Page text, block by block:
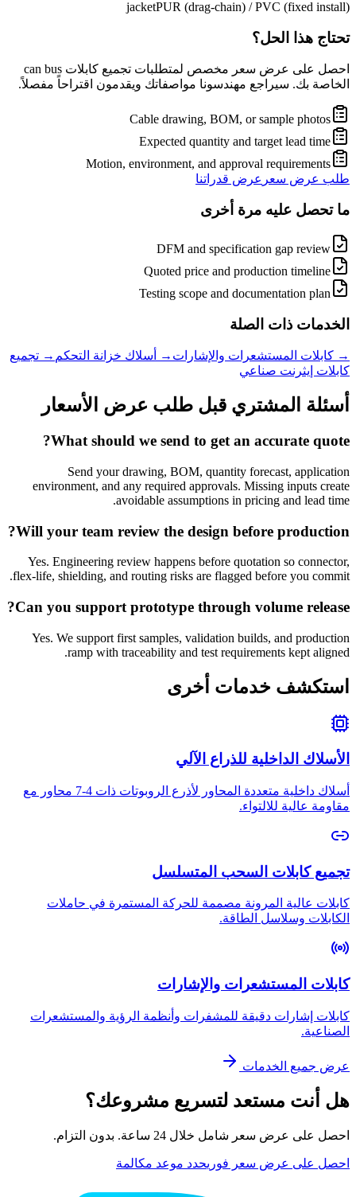
jacketPUR (drag-chain) / PVC (fixed install)
تحتاج هذا الحل؟
احصل على عرض سعر مخصص لمتطلبات تجميع كابلات can bus
الخاصة بك. سيراجع مهندسونا مواصفاتك ويقدمون اقتراحاً مفصلاً.
Cable drawing, BOM, or sample photos
Expected quantity and target lead time
Motion, environment, and approval requirements
طلب عرض سعر عرض قدراتنا
ما تحصل عليه مرة أخرى
DFM and specification gap review
Quoted price and production timeline
Testing scope and documentation plan
الخدمات ذات الصلة
→ كابلات المستشعرات والإشارات → أسلاك خزانة التحكم → تجميع
كابلات إيثرنت صناعي
أسئلة المشتري قبل طلب عرض الأسعار
What should we send to get an accurate quote?
Send your drawing, BOM, quantity forecast, application
environment, and any required approvals. Missing inputs create
avoidable assumptions in pricing and lead time.
Will your team review the design before production?
Yes. Engineering review happens before quotation so connector,
flex-life, shielding, and routing risks are flagged before you commit.
Can you support prototype through volume release?
Yes. We support first samples, validation builds, and production
ramp with traceability and test requirements kept aligned.
استكشف خدمات أخرى
الأسلاك الداخلية للذراع الآلي
أسلاك داخلية متعددة المحاور لأذرع الروبوتات ذات 4-7 محاور مع
مقاومة عالية للالتواء.
تجميع كابلات السحب المتسلسل
كابلات عالية المرونة مصممة للحركة المستمرة في حاملات
الكابلات وسلاسل الطاقة.
كابلات المستشعرات والإشارات
كابلات إشارات دقيقة للمشفرات وأنظمة الرؤية والمستشعرات
الصناعية.
عرض جميع الخدمات
هل أنت مستعد لتسريع مشروعك؟
احصل على عرض سعر شامل خلال 24 ساعة. بدون التزام.
احصل على عرض سعر فوريحدد موعد مكالمة